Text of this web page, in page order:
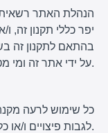
יפר כללי תקנון זה,
בהתאם לתקנון זה
על ידי אתר זה ומי מטעמו.
לגבות פיצויים ו/או כל סעד אחר הניתן על פי דין.